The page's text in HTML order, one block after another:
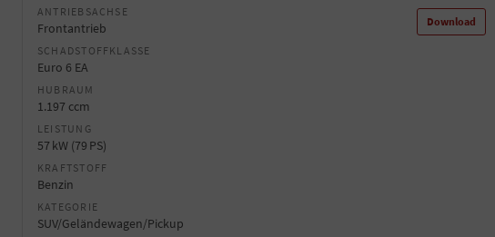
ANTRIEBSACHSE
Frontantrieb
SCHADSTOFFKLASSE
Euro 6 EA
HUBRAUM
1.197 ccm
LEISTUNG
57 kW (79 PS)
KRAFTSTOFF
Benzin
KATEGORIE
SUV/Geländewagen/Pickup
Download